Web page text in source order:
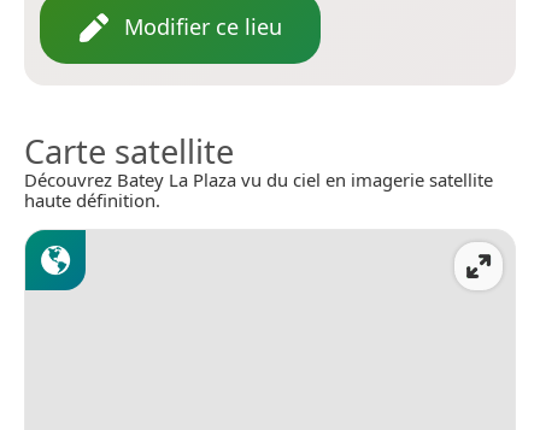
Modifier ce lieu
Carte satellite
Découvrez Batey La Plaza vu du ciel en imagerie satellite
haute définition.